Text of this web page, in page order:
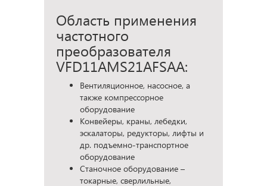
Область применения
частотного
преобразователя
VFD11AMS21AFSAA:
Вентиляционное, насосное, а
также компрессорное
оборудование
Конвейеры, краны, лебедки,
эскалаторы, редукторы, лифты и
др. подъемно-транспортное
оборудование
Станочное оборудование –
токарные, сверлильные,